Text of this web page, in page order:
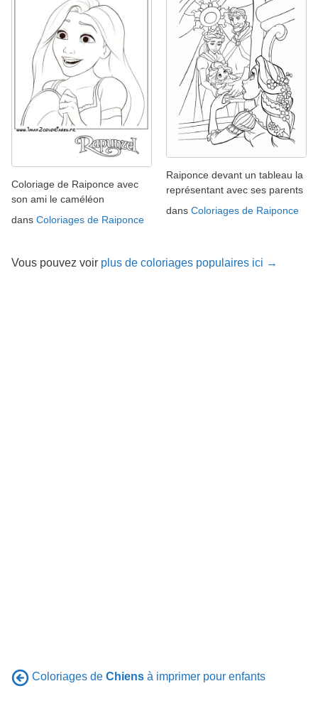
Coloriage de Raiponce avec
son ami le caméléon
dans Coloriages de Raiponce
Raiponce devant un tableau la
représentant avec ses parents
dans Coloriages de Raiponce
Vous pouvez voir plus de coloriages populaires ici →
Coloriages de Chiens à imprimer pour enfants